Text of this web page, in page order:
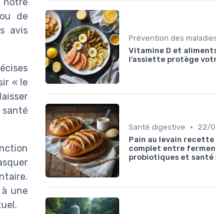
de
avis
« le
santé
une
Prévention des
Vitamine D et
l’assiette protège
Santé digestive •
22/
Pain au levain recette
complet entre
probiotiques et